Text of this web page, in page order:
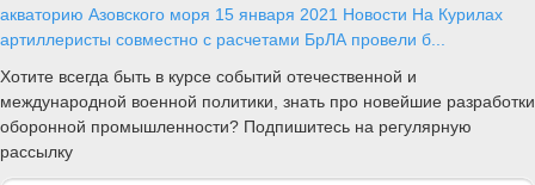
акваторию Азовского моря 15 января 2021 Новости На Курилах
артиллеристы совместно с расчетами БрЛА провели б...
Хотите всегда быть в курсе событий отечественной и
международной военной политики, знать про новейшие разработки
оборонной промышленности? Подпишитесь на регулярную
рассылку